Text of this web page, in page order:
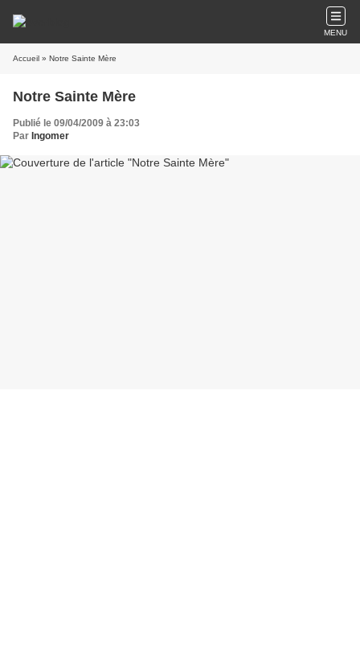
MENU
Accueil » Notre Sainte Mère
Notre Sainte Mère
Publié le 09/04/2009 à 23:03
Par Ingomer